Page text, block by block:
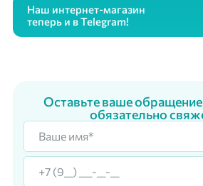
Наш интернет-магазин
теперь и в Telegram!
Оставьте ваше
обязательно